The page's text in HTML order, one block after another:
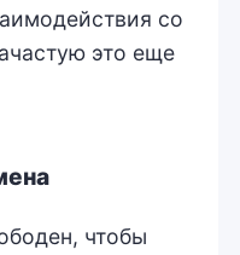
со
это еще
чтобы